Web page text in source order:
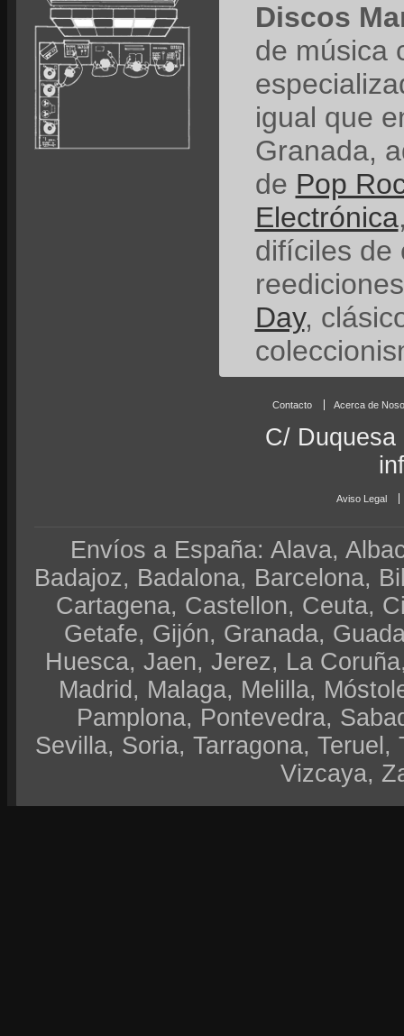
Discos
de música
igual que
Granada,
de Pop
Electrónica
difíciles de
Day,
Contacto Acerca de
C/ Duquesa
Aviso Legal
Envíos a España: Alava,
Badajoz, Badalona, Barcelona,
Cartagena, Castellon, Ceuta,
Getafe, Gijón, Granada,
Huesca, Jaen, Jerez, La
Madrid, Malaga, Melilla,
Pamplona, Pontevedra,
Sevilla, Soria, Tarragona,
Vizcaya,